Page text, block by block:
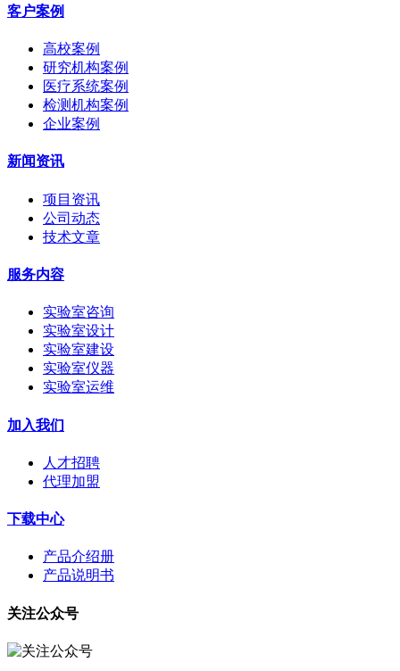
客户案例
高校案例
研究机构案例
医疗系统案例
检测机构案例
企业案例
新闻资讯
项目资讯
公司动态
技术文章
服务内容
实验室咨询
实验室设计
实验室建设
实验室仪器
实验室运维
加入我们
人才招聘
代理加盟
下载中心
产品介绍册
产品说明书
关注公众号